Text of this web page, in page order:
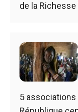
de la
5